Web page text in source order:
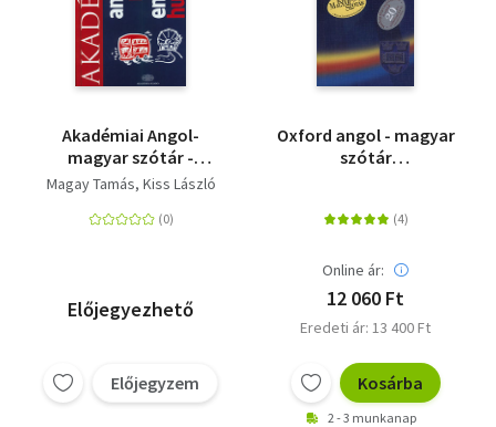
Akadémiai Angol-
magyar szótár -
English - hungarian
Magay Tamás Kiss László
Előjegyezhető
Előjegyzem
Oxford angol - magyar
szótár
Online ár:
12 060 Ft
Eredeti ár: 13 400 Ft
Kosárba
2 - 3 munkanap